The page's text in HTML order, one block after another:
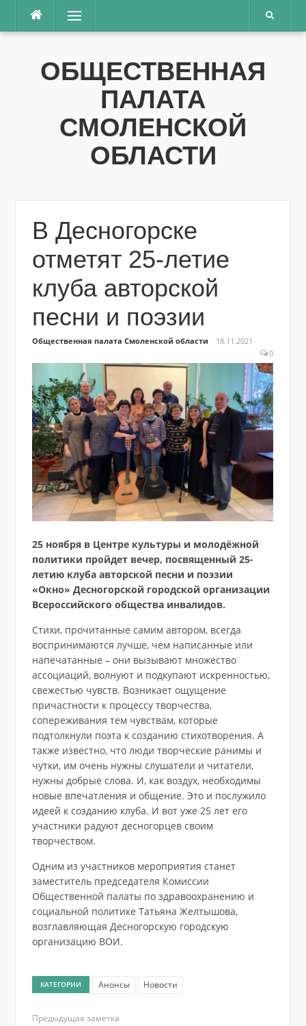
Перейти
содержимому
Меню
ОБЩЕСТВЕННАЯ
ПАЛАТА
СМОЛЕНСКОЙ
ОБЛАСТИ
В Десногорске
отметят 25-летие
клуба авторской
песни и поэзии
Общественная палата Смоленской области
18.11.2021
0
25 ноября в Центре культуры и молодёжной
политики пройдет вечер, посвященный 25-
летию клуба авторской песни и поэзии
«Окно» Десногорской городской организации
Всероссийского общества инвалидов.
Стихи, прочитанные самим автором, всегда
воспринимаются лучше, чем написанные или
напечатанные – они вызывают множество
ассоциаций, волнуют и подкупают искренностью,
свежестью чувств. Возникает ощущение
причастности к процессу творчества,
сопереживания тем чувствам, которые
подтолкнули поэта к созданию стихотворения. А
также известно, что люди творческие ранимы и
чутки, им очень нужны слушатели и читатели,
нужны добрые слова. И, как воздух, необходимы
новые впечатления и общение. Это и послужило
идеей к созданию клуба. И вот уже 25 лет его
участники радуют десногорцев своим
творчеством.
Одним из участников мероприятия станет
заместитель председателя Комиссии
Общественной палаты по здравоохранению и
социальной политике Татьяна Желтышова,
возглавляющая Десногорскую городскую
организацию ВОИ.
КАТЕГОРИИ Анонсы Новости
Предыдущая заметка